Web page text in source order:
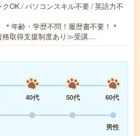
OK / パソコンスキル不要 / 英語力不
＊年齢・学歴不問！履歴書不要！＊
格取得支援制度あり≫受講…
40代 50代
60代
男性